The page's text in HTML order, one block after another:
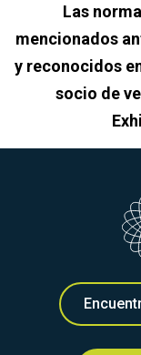
Las
mencionados
y reconocidos
socio de